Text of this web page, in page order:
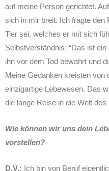
auf meine Person gerichtet.
sich in mir breit. Ich fragte den
Tier sei, welches er mit sich
Selbstverständnis: “Das ist
ihn vor dem Tod bewahrt und
Meine Gedanken kreisten von
einzigartige Lebewesen. Das
die lange Reise in die Welt
Wie können wir uns dein
vorstellen?
D.V.: Ich bin von Beruf